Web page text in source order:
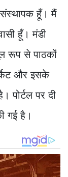
हूँ। मैं
हूँ। मंडी
रूप से पाठकों
और इसके
पोर्टल पर दी
गई है।